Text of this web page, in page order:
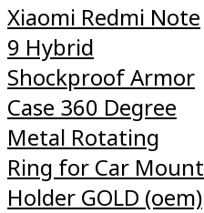
Xiaomi Redmi Note
9 Hybrid
Shockproof Armor
Case 360 Degree
Metal Rotating
Ring for Car Mount
Holder GOLD (oem)